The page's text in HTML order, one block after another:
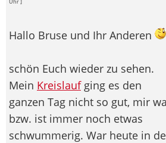
Hallo Bruse und Ihr Anderen
schön Euch wieder zu sehen.
Mein Kreislaufging es den
ganzen Tag nicht so gut, mir
bzw. ist immer noch etwas
schwummerig. War heute in